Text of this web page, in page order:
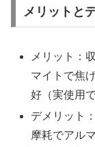
メリットと
メリット：
マイトで焦
好（実使用
デメリット
摩耗でアル